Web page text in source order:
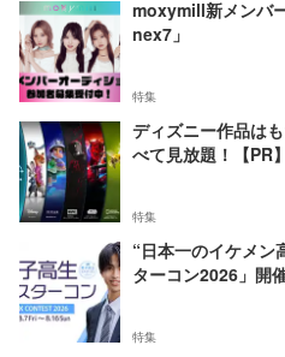
moxymill新メンバ
nex7」
特集
ディズニー作品は
べて見放題！【PR】
特集
“日本一のイケメン
ターコン2026」開
特集